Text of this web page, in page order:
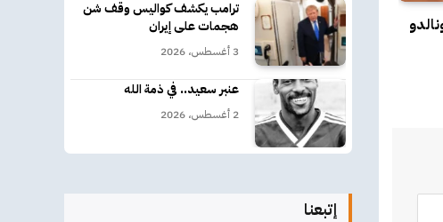
ترامب يكشف كواليس وقف شن
هجمات على إيران
3 أغسطس، 2026
عنبر سعيد.. في ذمة الله
2 أغسطس، 2026
إتبعنا